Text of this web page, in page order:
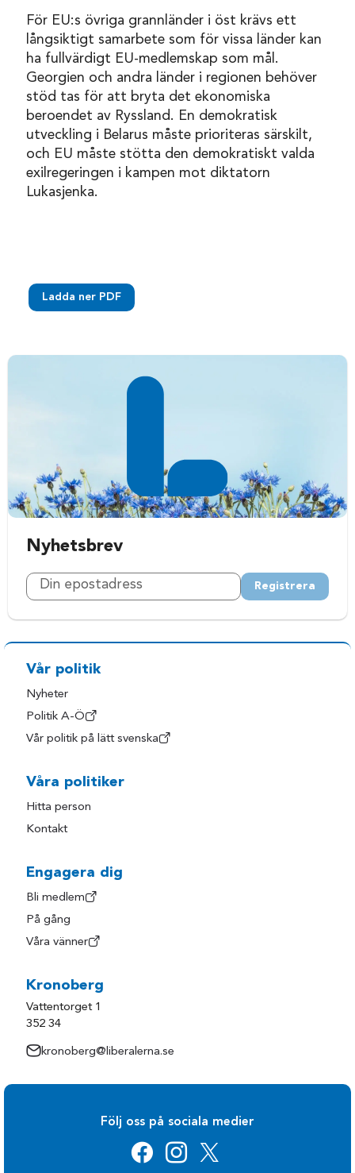
För EU:s övriga grannländer i öst krävs ett
långsiktigt samarbete som för vissa länder kan
ha fullvärdigt EU-medlemskap som mål.
Georgien och andra länder i regionen behöver
stöd tas för att bryta det ekonomiska
beroendet av Ryssland. En demokratisk
utveckling i Belarus måste prioriteras särskilt,
och EU måste stötta den demokratiskt valda
exilregeringen i kampen mot diktatorn
Lukasjenka.
Ladda ner PDF
Nyhetsbrev
Registrera
Vår politik
Nyheter
Politik A-Ö
Vår politik på lätt svenska
Våra politiker
Hitta person
Kontakt
Engagera dig
Bli medlem
På gång
Våra vänner
Kronoberg
Vattentorget 1
352 34
kronoberg@liberalerna.se
Följ oss på sociala medier